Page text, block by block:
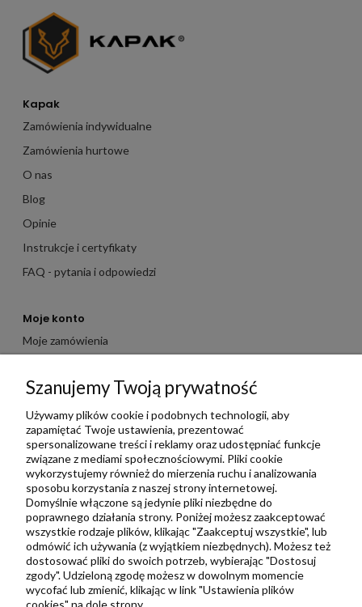
Kapak
Zamówienia indywidualne
Zamówienia hurtowe
O nas
Blog
Opinie
Instrukcje i certyfikaty
FAQ - pytania i odpowiedzi
Moje konto
Moje zamówienia
Ulubione
Zbieraj punkty za zakupy
Informacje
Kontakt
Regulamin
Polityka prywatności
Metody wysyłki i płatności
Płatności odroczone PayPo
Zwroty i reklamacje
Szanujemy Twoją prywatność
Używamy plików cookie i podobnych technologii, aby
zapamiętać Twoje ustawienia, prezentować
spersonalizowane treści i reklamy oraz udostępniać funkcje
związane z mediami społecznościowymi. Pliki cookie
wykorzystujemy również do mierzenia ruchu i analizowania
sposobu korzystania z naszej strony internetowej.
Domyślnie włączone są jedynie pliki niezbędne do
poprawnego działania strony. Poniżej możesz zaakceptować
wszystkie rodzaje plików, klikając "Zaakceptuj wszystkie", lub
odmówić ich używania (z wyjątkiem niezbędnych). Możesz też
dostosować pliki do swoich potrzeb, wybierając "Dostosuj
zgody". Udzieloną zgodę możesz w dowolnym momencie
wycofać lub zmienić, klikając w link "Ustawienia plików
cookies" na dole strony.